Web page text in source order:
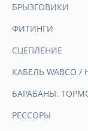
БРЫЗГОВИКИ
ФИТИНГИ
СЦЕПЛЕНИЕ
КАБЕЛЬ WABCO /
БАРАБАНЫ.
РЕССОРЫ